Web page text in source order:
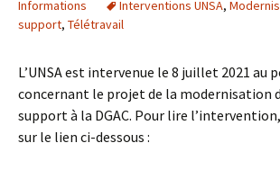
Informations
Interventions UNSA,
support, Télétravail
L’UNSA est intervenue le 8 juillet 2021 au
concernant le projet de la modernisation
support à la DGAC. Pour lire
sur le lien ci-dessous :